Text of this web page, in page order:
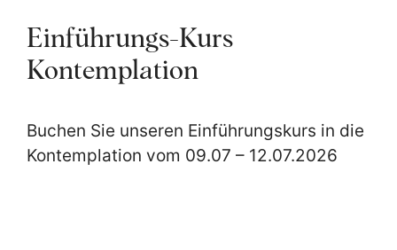
Einführungs-Kurs
Kontemplation
Buchen Sie unseren Einführungskurs in die
Kontemplation vom 09.07 – 12.07.2026